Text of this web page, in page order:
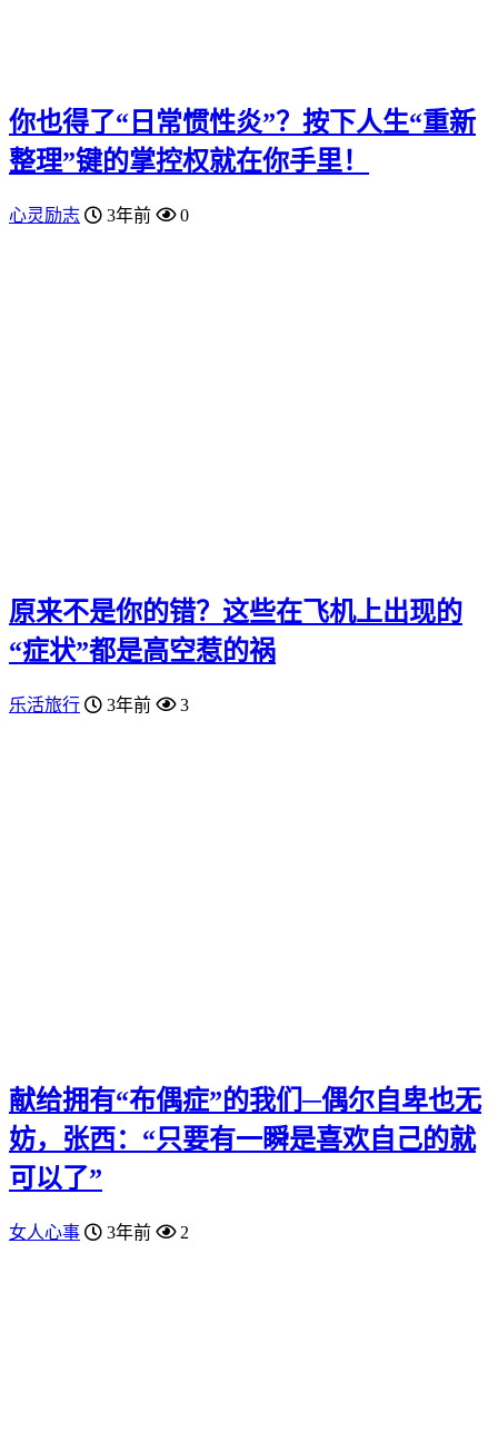
你也得了“日常惯性炎”？按下人生“重新
整理”键的掌控权就在你手里！
心灵励志 3年前 0
原来不是你的错？这些在飞机上出现的
“症状”都是高空惹的祸
乐活旅行 3年前 3
献给拥有“布偶症”的我们─偶尔自卑也无
妨，张西：“只要有一瞬是喜欢自己的就
可以了”
女人心事 3年前 2